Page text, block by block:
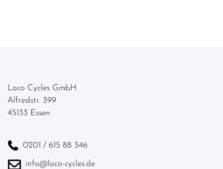
Loco Cycles GmbH
Alfredstr. 399
45133 Essen
0201 / 615 88 346
info@loco-cycles.de